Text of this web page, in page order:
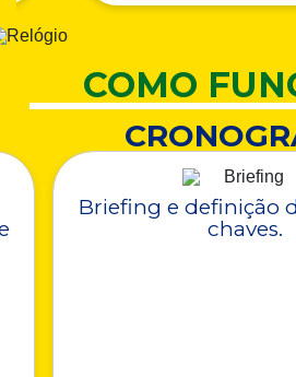
COMO
Briefing e definição
chaves.